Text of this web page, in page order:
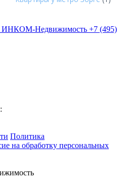
+7 (495)
Политика
на обработку персональных